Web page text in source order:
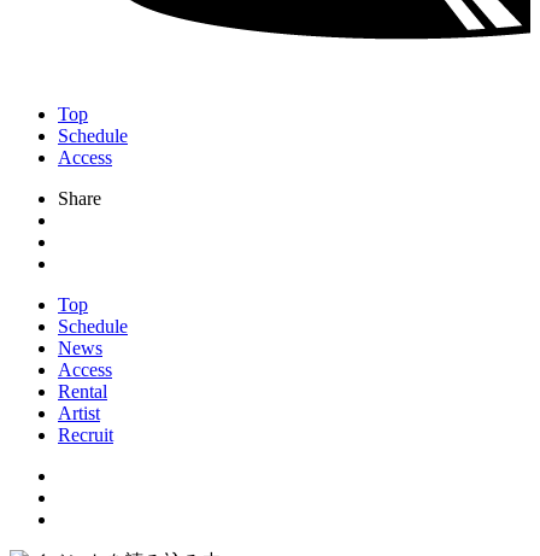
Top
Schedule
Access
Share
Top
Schedule
News
Access
Rental
Artist
Recruit